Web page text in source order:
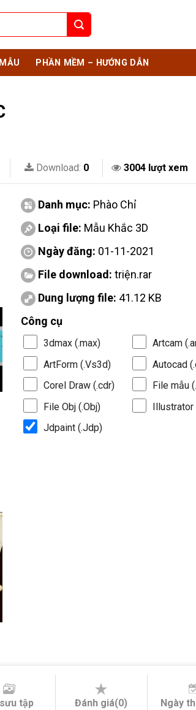
PHẦN MỀM – HƯỚNG DẪN
Download: 0 3004 lượt xem
Danh mục: Phào Chỉ
Loại file: Mẫu Khắc 3D
Ngày đăng: 01-11-2021
File download: triện.rar
Dung lượng file: 41.12 KB
Công cụ
3dmax (.max)
Artcam
ArtForm (.Vs3d)
Autocad
Corel Draw (.cdr)
File mẫu
File Obj (.Obj)
Illustrator
Jdpaint (.Jdp)
tập Đánh giá(0) Ngày